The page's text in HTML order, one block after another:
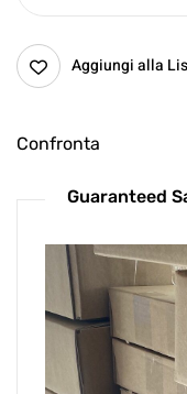
Aggiungi alla
Confronta
Guaranteed